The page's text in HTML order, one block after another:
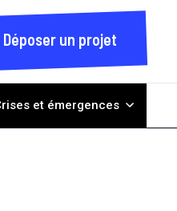
Déposer un projet
et émergences